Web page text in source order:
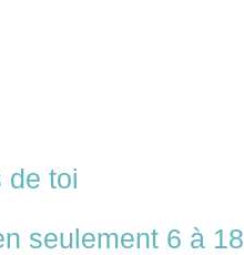
de toi
seulement 6 à 18